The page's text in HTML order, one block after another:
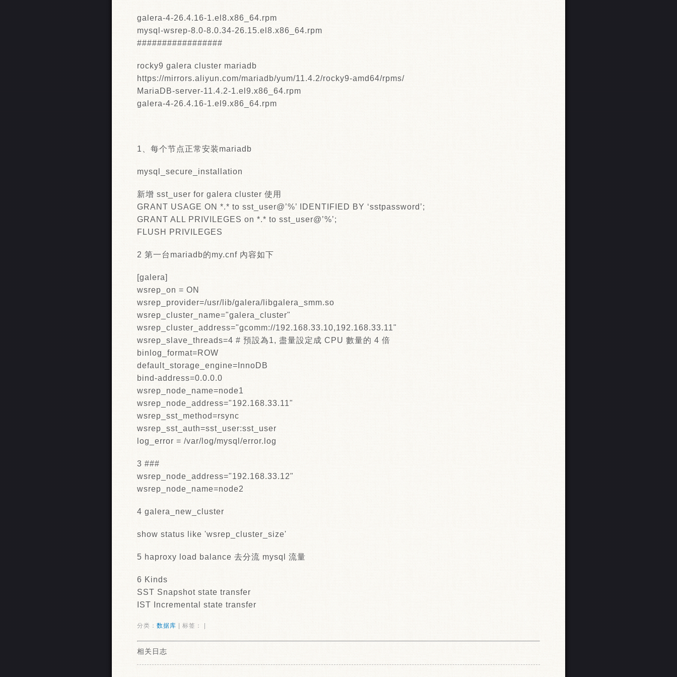
galera-4-26.4.16-1.el8.x86_64.rpm
mysql-wsrep-8.0-8.0.34-26.15.el8.x86_64.rpm
#################
rocky9 galera cluster mariadb
https://mirrors.aliyun.com/mariadb/yum/11.4.2/rocky9-amd64/rpms/
MariaDB-server-11.4.2-1.el9.x86_64.rpm
galera-4-26.4.16-1.el9.x86_64.rpm
1、每个节点正常安装mariadb
mysql_secure_installation
新增 sst_user for galera cluster 使用
GRANT USAGE ON *.* to sst_user@’%’ IDENTIFIED BY ‘sstpassword’;
GRANT ALL PRIVILEGES on *.* to sst_user@’%’;
FLUSH PRIVILEGES
2 第一台mariadb的my.cnf 內容如下
[galera]
wsrep_on = ON
wsrep_provider=/usr/lib/galera/libgalera_smm.so
wsrep_cluster_name="galera_cluster"
wsrep_cluster_address="gcomm://192.168.33.10,192.168.33.11"
wsrep_slave_threads=4 # 預設為1, 盡量設定成 CPU 數量的 4 倍
binlog_format=ROW
default_storage_engine=InnoDB
bind-address=0.0.0.0
wsrep_node_name=node1
wsrep_node_address="192.168.33.11"
wsrep_sst_method=rsync
wsrep_sst_auth=sst_user:sst_user
log_error = /var/log/mysql/error.log
3 ###
wsrep_node_address="192.168.33.12"
wsrep_node_name=node2
4 galera_new_cluster
show status like 'wsrep_cluster_size'
5 haproxy load balance 去分流 mysql 流量
6 Kinds
SST Snapshot state transfer
IST Incremental state transfer
分类： 数据库 | 标签： |
相关日志